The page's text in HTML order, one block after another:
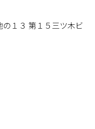
１３ 第１５三ツ木ビ